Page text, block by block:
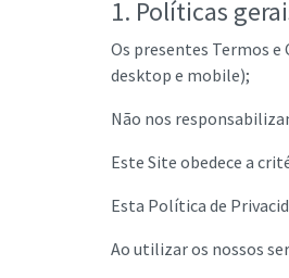
1. Políticas
Os presentes Termos
desktop e mobile);
Não nos
Este Site obedece a
Esta Política de
Ao utilizar os nossos